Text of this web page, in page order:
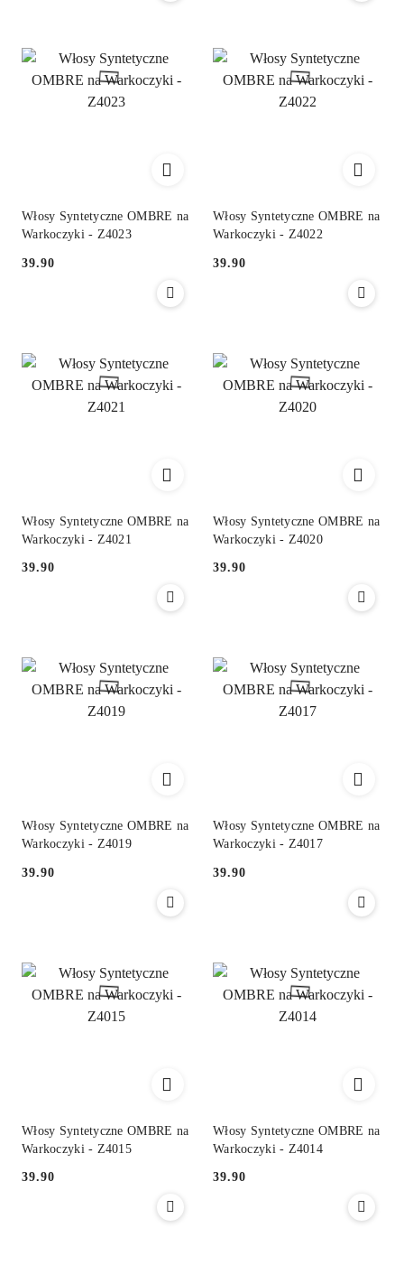
Włosy Syntetyczne OMBRE na
Warkoczyki - Z4023
Cena:
39.90
Włosy Syntetyczne OMBRE na
Warkoczyki - Z4022
Cena:
39.90
Włosy Syntetyczne OMBRE na
Warkoczyki - Z4021
Cena:
39.90
Włosy Syntetyczne OMBRE na
Warkoczyki - Z4020
Cena:
39.90
Włosy Syntetyczne OMBRE na
Warkoczyki - Z4019
Cena:
39.90
Włosy Syntetyczne OMBRE na
Warkoczyki - Z4017
Cena:
39.90
Włosy Syntetyczne OMBRE na
Warkoczyki - Z4015
Cena:
39.90
Włosy Syntetyczne OMBRE na
Warkoczyki - Z4014
Cena:
39.90